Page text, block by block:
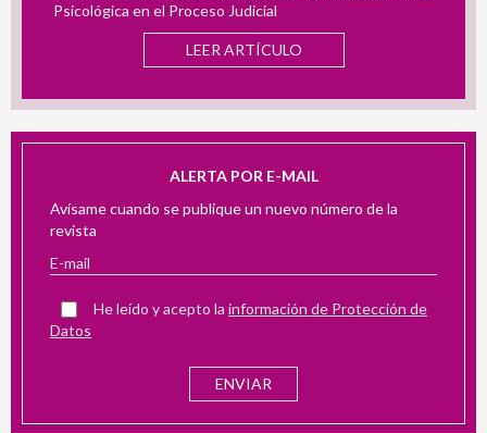
Psicológica en el Proceso Judicial
LEER ARTÍCULO
ALERTA POR E-MAIL
Avísame cuando se publique un nuevo número de la
revista
He leído y acepto la información de Protección de
Datos